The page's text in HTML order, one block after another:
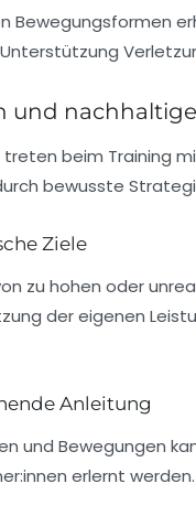
Bewegungsformen
und
beim Training
bewusste
Ziele
zu hohen oder
der eigenen
Anleitung
und Bewegungen
erlernt